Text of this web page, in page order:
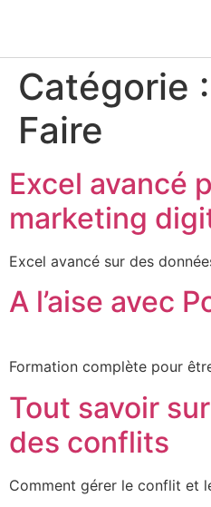
Catégorie :
Faire
Excel avancé
marketing
Excel avancé sur des
A l’aise avec
Formation complète pour
Tout savoir
des conflits
Comment gérer le conflit et